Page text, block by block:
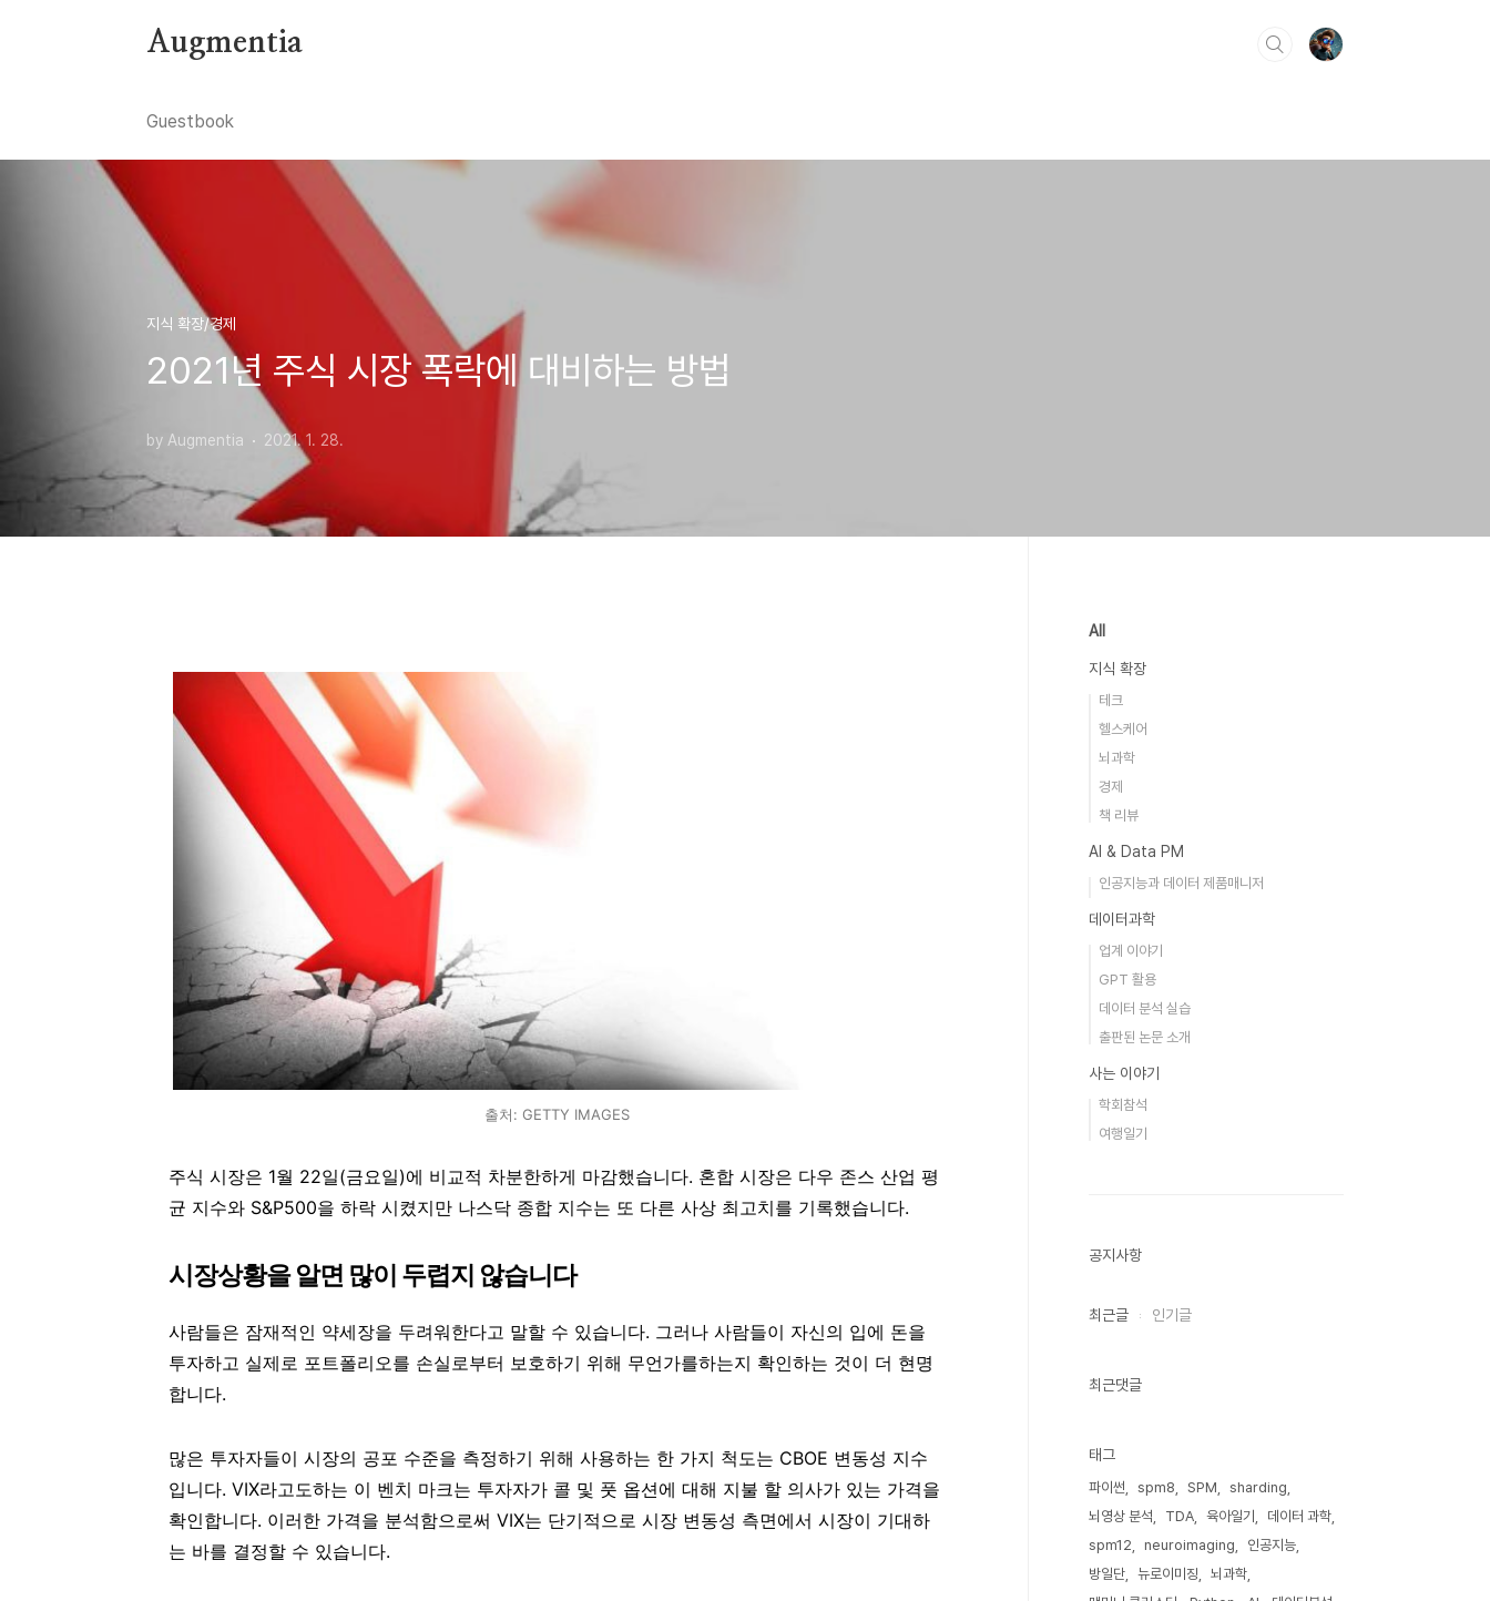
Augmentia
Guestbook
지식 확장/경제
2021년 주식 시장 폭락에 대비하는 방법
by Augmentia 2021. 1. 28.
출처: GETTY IMAGES
주식 시장은 1월 22일(금요일)에 비교적 차분한하게 마감했습니다. 혼합 시장은 다우 존스 산업 평
균 지수와 S&P500을 하락 시켰지만 나스닥 종합 지수는 또 다른 사상 최고치를 기록했습니다.
시장상황을 알면 많이 두렵지 않습니다
사람들은 잠재적인 약세장을 두려워한다고 말할 수 있습니다. 그러나 사람들이 자신의 입에 돈을
투자하고 실제로 포트폴리오를 손실로부터 보호하기 위해 무언가를하는지 확인하는 것이 더 현명
합니다.
많은 투자자들이 시장의 공포 수준을 측정하기 위해 사용하는 한 가지 척도는 CBOE 변동성 지수
입니다. VIX라고도하는 이 벤치 마크는 투자자가 콜 및 풋 옵션에 대해 지불 할 의사가 있는 가격을
확인합니다. 이러한 가격을 분석함으로써 VIX는 단기적으로 시장 변동성 측면에서 시장이 기대하
는 바를 결정할 수 있습니다.
All
지식 확장
테크
헬스케어
뇌과학
경제
책 리뷰
AI & Data PM
인공지능과 데이터 제품매니저
데이터과학
업계 이야기
GPT 활용
데이터 분석 실습
출판된 논문 소개
사는 이야기
학회참석
여행일기
공지사항
최근글 인기글
최근댓글
태그
파이썬 spm8 SPM
sharding
뇌영상 분석
TDA 육아일기
데이터 과학
spm12
neuroimaging
인공지능
방일단
뉴로이미징
뇌과학